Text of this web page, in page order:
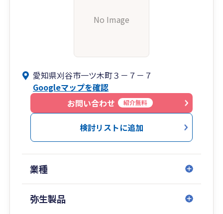
No Image
愛知県刈谷市一ツ木町３－７－７
Googleマップを確認
お問い合わせ
紹介無料
検討リストに追加
業種
弥生製品